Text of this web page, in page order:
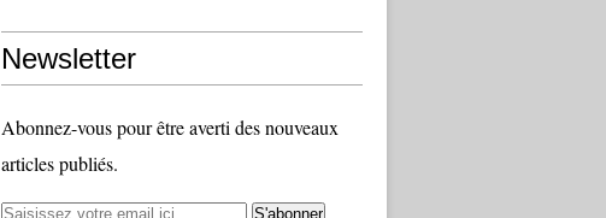
Newsletter
Abonnez-vous pour être averti des nouveaux
articles publiés.